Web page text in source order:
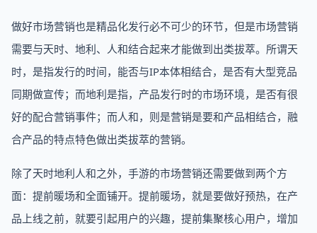
做好市场营销也是精品化发行必不可少的环节，但是市场营销
需要与天时、地利、人和结合起来才能做到出类拔萃。所谓天
时，是指发行的时间，能否与IP本体相结合，是否有大型竞品
同期做宣传；而地利是指，产品发行时的市场环境，是否有很
好的配合营销事件；而人和，则是营销是要和产品相结合，融
合产品的特点特色做出类拔萃的营销。
除了天时地利人和之外，手游的市场营销还需要做到两个方
面：提前暖场和全面铺开。提前暖场，就是要做好预热，在产
品上线之前，就要引起用户的兴趣，提前集聚核心用户，增加